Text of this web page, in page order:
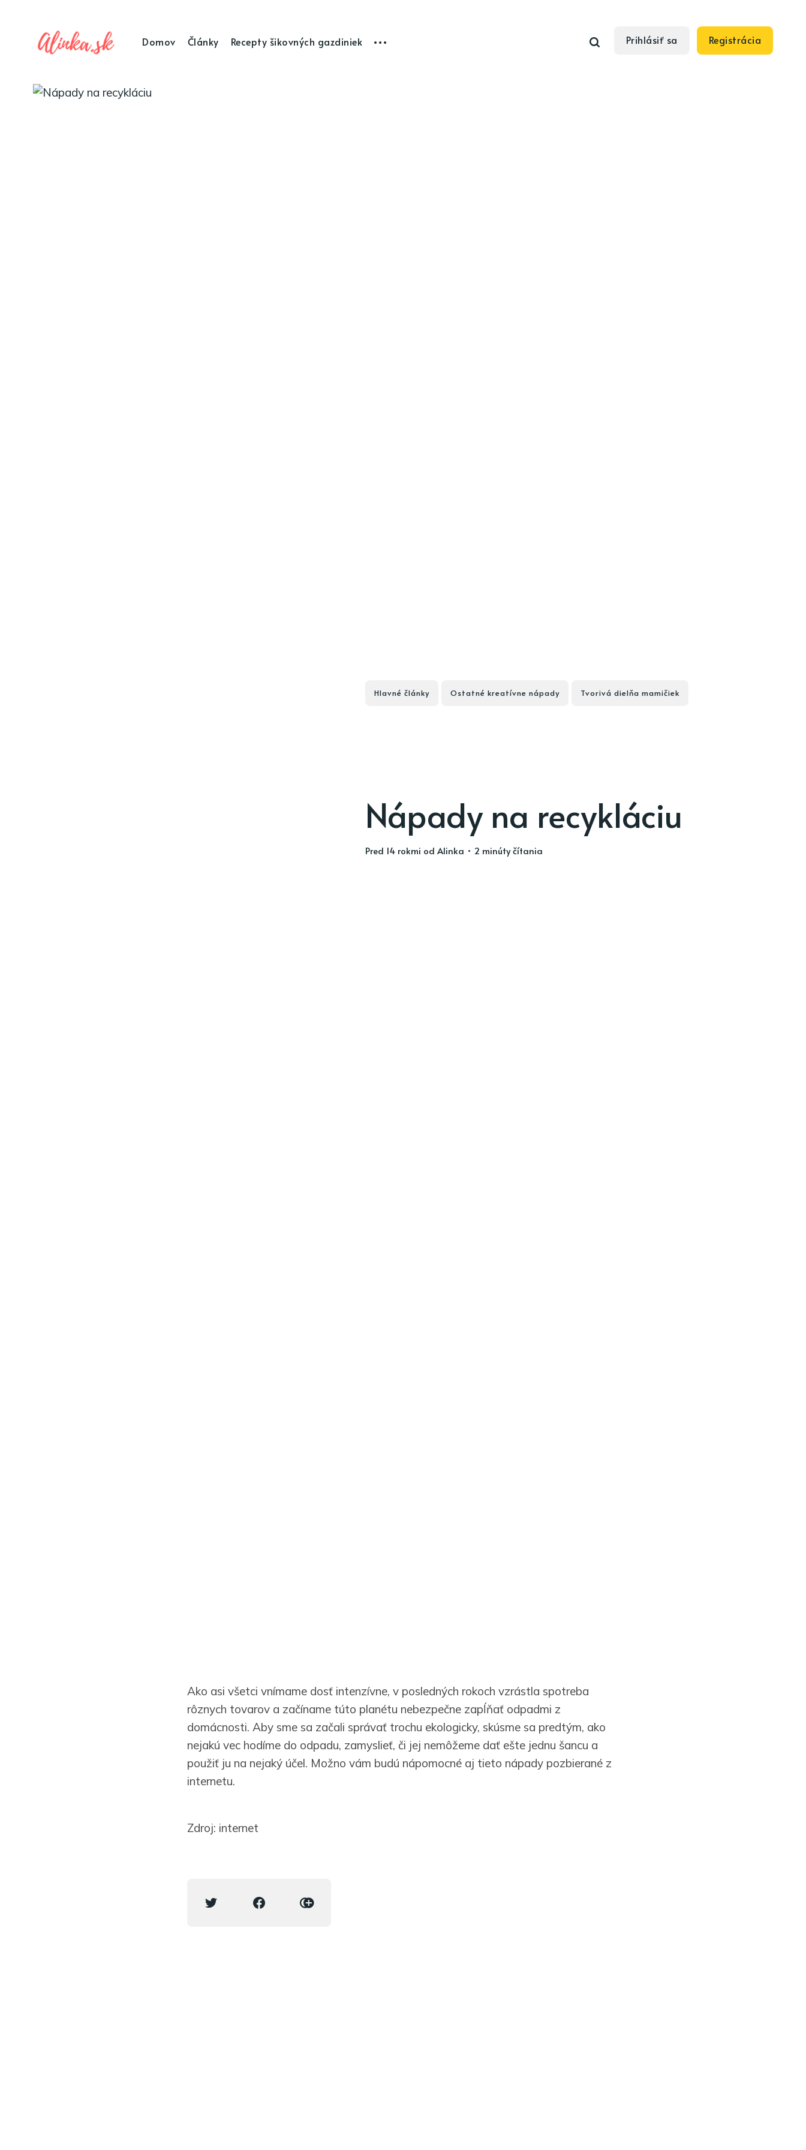
Domov Články Recepty šikovných gazdiniek Prihlásiť sa Registrácia
Hlavné články Ostatné kreatívne nápady Tvorivá dielňa mamičiek
Nápady na recykláciu
pred 14 rokmi od Alinka • 2 minúty čítania
Ako asi všetci vnímame dosť intenzívne, v posledných rokoch vzrástla spotreba
rôznych tovarov a začíname túto planétu nebezpečne zapĺňať odpadmi z
domácnosti. Aby sme sa začali správať trochu ekologicky, skúsme sa predtým, ako
nejakú vec hodíme do odpadu, zamyslieť, či jej nemôžeme dať ešte jednu šancu a
použiť ju na nejaký účel. Možno vám budú nápomocné aj tieto nápady pozbierané z
internetu.
Zdroj: internet